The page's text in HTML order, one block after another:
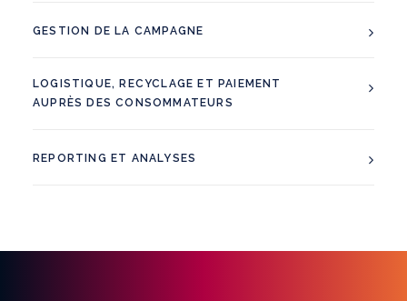
GESTION DE LA CAMPAGNE
LOGISTIQUE, RECYCLAGE ET PAIEMENT
AUPRÈS DES CONSOMMATEURS
REPORTING ET ANALYSES